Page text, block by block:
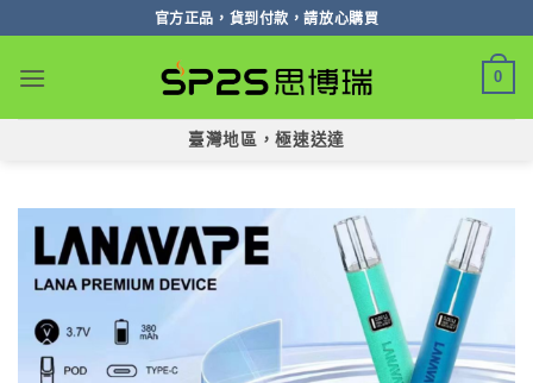
轉
官方正品，貨到付款，請放心購買
0
臺灣地區，極速送達